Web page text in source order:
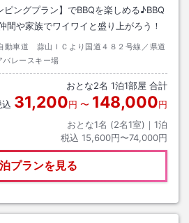
ングプラン】でBBQを楽しめる♪BBQ
間や家族でワイワイと盛り上がろう！
動車道 蒜山ＩＣより国道４８２号線／県道
レースキー場
おとな2名 1泊1部屋 合計
31,200円 〜 148,000円
おとな1名 (2名1室)｜ 1泊
税込 15,600円〜74,000円
プランを見る